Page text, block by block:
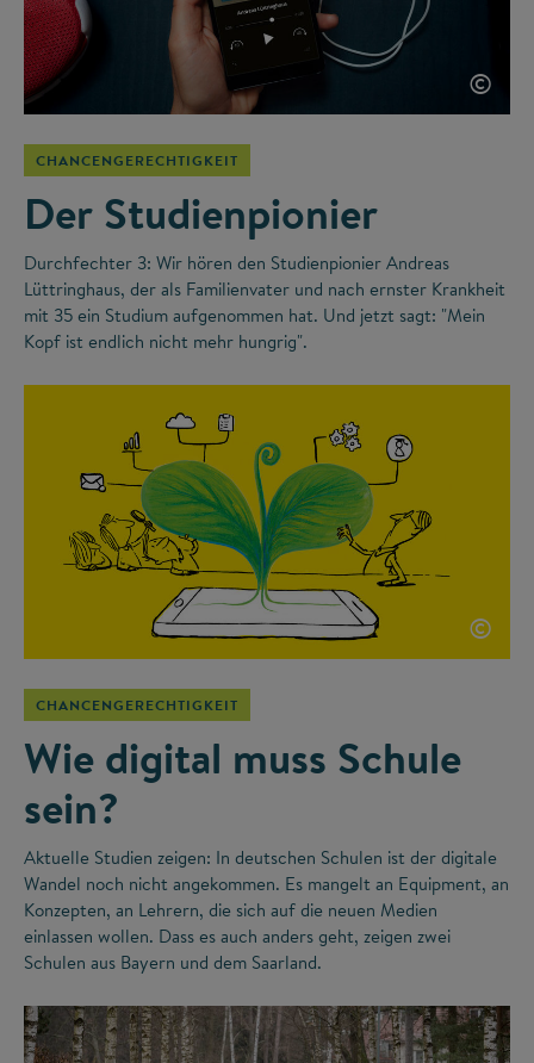
©
CHANCENGERECHTIGKEIT
Der Studienpionier
Durchfechter 3: Wir hören den Studienpionier Andreas
Lüttringhaus, der als Familienvater und nach ernster Krankheit
mit 35 ein Studium aufgenommen hat. Und jetzt sagt: "Mein
Kopf ist endlich nicht mehr hungrig".
©
CHANCENGERECHTIGKEIT
Wie digital muss Schule
sein?
Aktuelle Studien zeigen: In deutschen Schulen ist der digitale
Wandel noch nicht angekommen. Es mangelt an Equipment, an
Konzepten, an Lehrern, die sich auf die neuen Medien
einlassen wollen. Dass es auch anders geht, zeigen zwei
Schulen aus Bayern und dem Saarland.